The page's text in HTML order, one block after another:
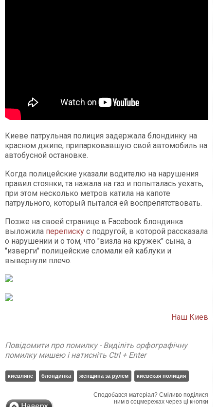
Киеве патрульная полиция задержала блондинку на
красном джипе, припарковавшую свой автомобиль на
автобусной остановке.
Когда полицейские указали водителю на нарушения
правил стоянки, та нажала на газ и попыталась уехать,
при этом несколько метров катила на капоте
патрульного, который пытался ей воспрепятствовать.
Позже на своей странице в Facebook блондинка
выложила переписку с подругой, в которой рассказала
о нарушении и о том, что "визла на кружек" сына, а
"изверги" полицейские сломали ей каблуки и
вывернули плечо.
Наш Киев
Повідомити про помилку - Виділіть орфографічну
помилку мишею і натисніть Ctrl + Enter
киевляне блондинка женщина за рулем киевская полиция
Сподобався матеріал? Сміливо поділися
ним в соцмережах через ці кнопки